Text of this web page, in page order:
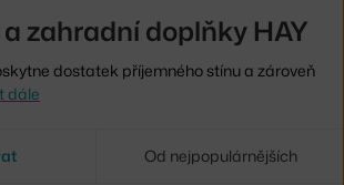
zahradní doplňky HAY
dostatek příjemného stínu a zároveň
dále
Od nejpopulárnějších